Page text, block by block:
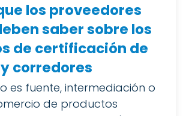
los proveedores
saber sobre los
de certificación de
corredores
es fuente, intermediación o
de productos